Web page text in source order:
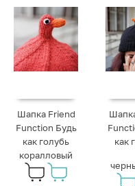
Шапка Friend
Function Будь
как голубь
коралловый
как